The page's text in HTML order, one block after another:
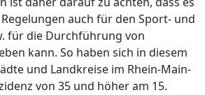
auch für den Sport- und
für die Durchführung von
kann. So haben sich in diesem
und Landkreise im Rhein-Main-
von 35 und höher am 15.